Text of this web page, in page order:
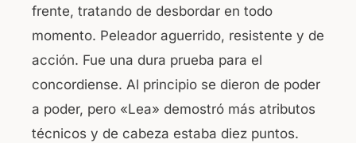
frente, tratando de desbordar en todo
momento. Peleador aguerrido, resistente y de
acción. Fue una dura prueba para el
concordiense. Al principio se dieron de poder
a poder, pero «Lea» demostró más atributos
técnicos y de cabeza estaba diez puntos.